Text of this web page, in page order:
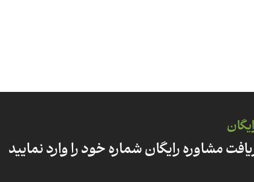
مشاوره رایگان شماره خود را وارد نمایید